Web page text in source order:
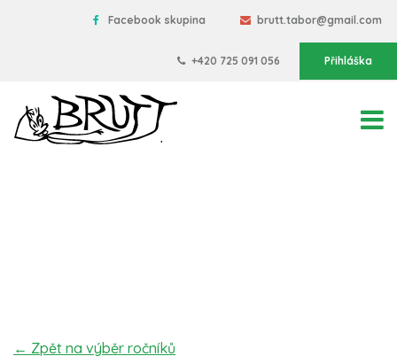
Facebook skupina brutt.tabor@gmail.com
+420 725 091 056 Přihláška
← Zpět na výběr ročníků